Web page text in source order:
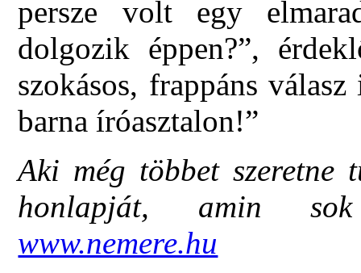
persze volt egy
dolgozik éppen?”,
szokásos, frappáns
barna íróasztalon!”
Aki még többet
honlapját, amin sok
www.nemere.hu